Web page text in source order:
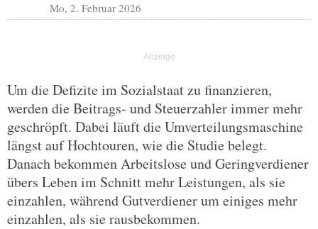
Mo, 2. Februar 2026
Um die Defizite im Sozialstaat zu finanzieren,
werden die Beitrags- und Steuerzahler immer mehr
geschröpft. Dabei läuft die Umverteilungsmaschine
längst auf Hochtouren, wie die Studie belegt.
Danach bekommen Arbeitslose und Geringverdiener
übers Leben im Schnitt mehr Leistungen, als sie
einzahlen, während Gutverdiener um einiges mehr
einzahlen, als sie rausbekommen.